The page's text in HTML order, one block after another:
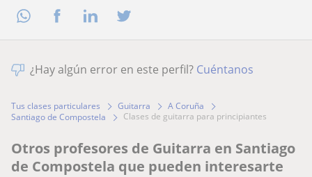
¿Hay algún error en este perfil? Cuéntanos
Tus clases particulares Guitarra
A Coruña
Santiago de Compostela
clases de guitarra para principiantes
Otros profesores de Guitarra en Santiago
de Compostela que pueden interesarte